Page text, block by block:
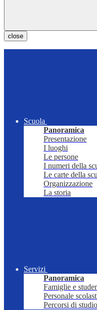
close
Scuola
Panoramica
Presentazione
I luoghi
Le persone
I numeri della
Le carte della
Organizzazione
La storia
Servizi
Panoramica
Famiglie e
Personale
Percorsi di studio